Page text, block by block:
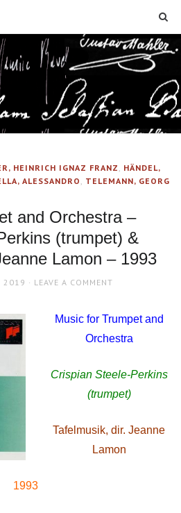
HEINRICH IGNAZ FRANZ , HÄNDEL,
ALESSANDRO , TELEMANN, GEORG
and Orchestra –
(trumpet) &
Lamon – 1993
2019 LEAVE A COMMENT
Music for Trumpet and
Orchestra
Crispian Steele-Perkins
(trumpet)
Tafelmusik, dir. Jeanne
Lamon
1993